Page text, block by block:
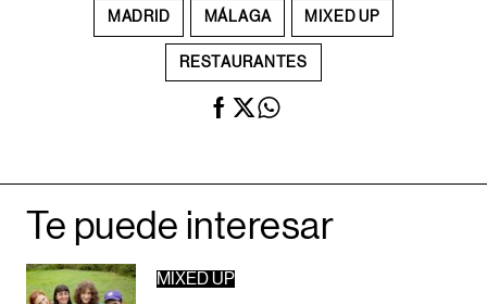
MADRID MÁLAGA MIXED UP
RESTAURANTES
Te puede interesar
MIXED UP